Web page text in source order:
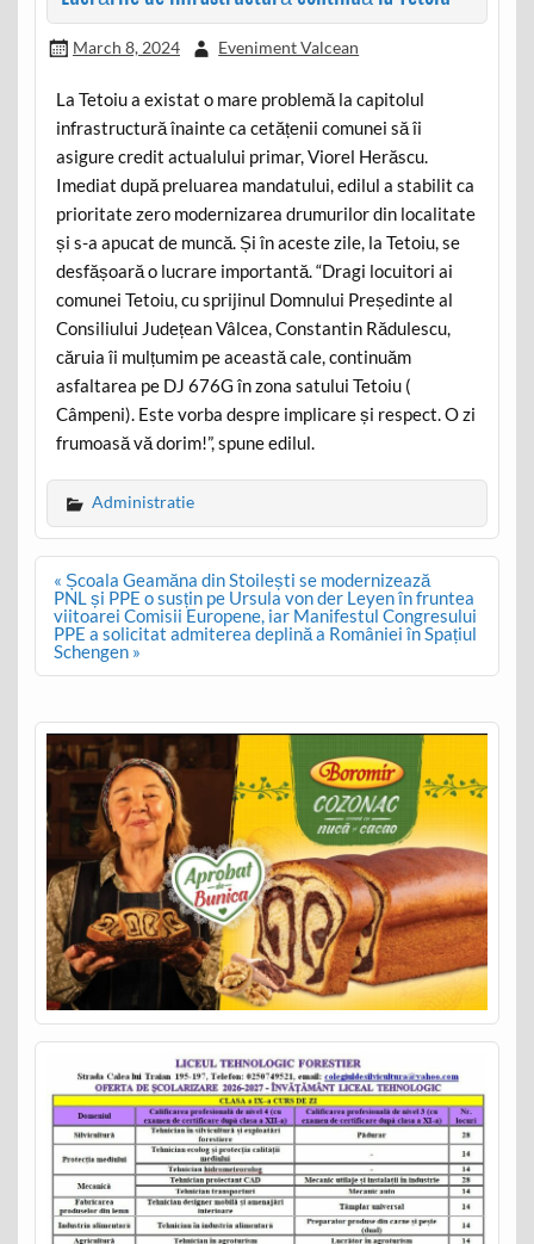
March 8, 2024 Eveniment Valcean
La Tetoiu a existat o mare problemă la capitolul
infrastructură înainte ca cetățenii comunei să îi
asigure credit actualului primar, Viorel Herăscu.
Imediat după preluarea mandatului, edilul a stabilit ca
prioritate zero modernizarea drumurilor din localitate
și s-a apucat de muncă. Și în aceste zile, la Tetoiu, se
desfășoară o lucrare importantă. “Dragi locuitori ai
comunei Tetoiu, cu sprijinul Domnului Președinte al
Consiliului Județean Vâlcea, Constantin Rădulescu,
căruia îi mulțumim pe această cale, continuăm
asfaltarea pe DJ 676G în zona satului Tetoiu (
Câmpeni). Este vorba despre implicare și respect. O zi
frumoasă vă dorim!”, spune edilul.
Administratie
Post
navigation
« Școala Geamăna din Stoilești se modernizează
PNL și PPE o susțin pe Ursula von der Leyen în fruntea
viitoarei Comisii Europene, iar Manifestul Congresului
PPE a solicitat admiterea deplină a României în Spațiul
Schengen »